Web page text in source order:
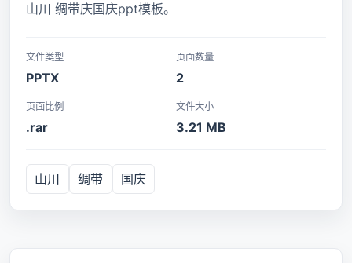
山川 绸带庆国庆ppt模板。
文件类型
PPTX
页面数量
2
页面比例
.rar
文件大小
3.21 MB
山川 绸带 国庆